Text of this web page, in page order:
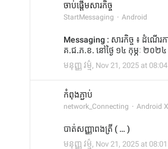
ចាប់ផ្ដើមសារកិច្ច
StartMessaging Android
Messaging : សារកិច្ច ៖ ដំណើរកា
គ.ជ.ភ.ខ. នៅថ្ងៃ ១៤ កុម្ភៈ ២០២៤
មនុញ្ញ វម្ម៌, Nov 21, 2025 at 08:04
កំពុងភ្ជាប់
network_Connecting Android X
បាត់សញ្ញាពងត្រី ( … )
មនុញ្ញ វម្ម៌, Nov 21, 2025 at 08:01